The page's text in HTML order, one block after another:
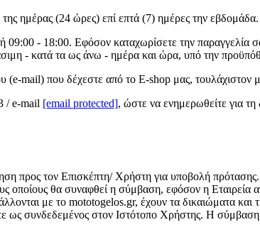
ημέρας (24 ώρες) επί επτά (7) ημέρες την εβδομάδα.
09:00 - 18:00. Εφόσον καταχωρίσετε την
- κατά τα ως άνω - ημέρα και ώρα, υπό την
(e-mail) που δέχεστε από το E-shop μας, τουλάχιστον
/ e-mail [email protected], ώστε να ενημερωθείτε για
προς τον Επισκέπτη/ Χρήστη για υποβολή
θα συναφθεί η σύμβαση, εφόσον η Εταιρεία
με το mototogelos.gr, έχουν τα δικαιώματα
ως συνδεδεμένος στον Ιστότοπο Χρήστης. Η